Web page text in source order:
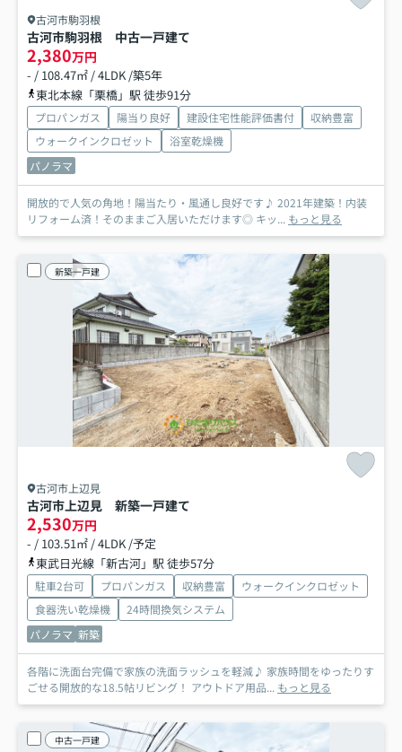
古河市駒羽根
古河市駒羽根 中古一戸建て
2,380万円
- / 108.47㎡ / 4LDK /築5年
東北本線「栗橋」駅 徒歩91分
プロパンガス 陽当り良好 建設住宅性能評価書付
収納豊富
ウォークインクロゼット
浴室乾燥機
パノラマ
開放的で人気の角地！陽当たり・風通し良好です♪ 2021年建築！内装
リフォーム済！そのままご入居いただけます◎ キッ... もっと見る
新築一戸建
古河市上辺見
古河市上辺見 新築一戸建て
2,530万円
- / 103.51㎡ / 4LDK /予定
東武日光線「新古河」駅 徒歩57分
駐車2台可 プロパンガス 収納豊富
ウォークインクロゼット
食器洗い乾燥機
24時間換気システム
パノラマ 新築
各階に洗面台完備で家族の洗面ラッシュを軽減♪ 家族時間をゆったりす
ごせる開放的な18.5帖リビング！ アウトドア用品... もっと見る
中古一戸建